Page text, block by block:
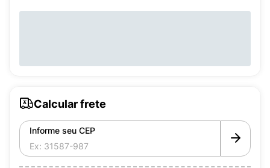
Calcular frete
Informe seu CEP